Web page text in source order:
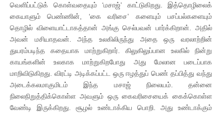
வெளிப்பட்டுக் கொள்வதையும் ‘மசாஜ்’ காட்டுகிறது. இத்தொழிலைக்
கையாளும் பெண்ணின், ‘கை வரிசை’ களையும் பசப்பல்களையும்
தொழில் விளையாட்டாகத்தான் அங்கு செல்பவன் பார்க்கிறான். அதில்
அவன் மசியாதவன். அந்த உலகிலிருந்து அதை ஒரு வரலாற்றின்
துயரம்படிந்த கதையாக மாற்றுகிறார். கிலுகிலுப்பான உலகில் நின்று
காயங்களின் உலகாக மாற்றுகிறபோது அது மேலான படைப்பாக
மாறிவிடுகிறது. விரட்டி அடிக்கப்பட்ட ஒரு ஈழத்துப் பெண் தப்பித்து வந்து
அடைக்கலமாகுமிடம் இந்த மசாஜ் நிலையம். தன்னை
நிலைநிறுத்திக்கொள்ள அவளும் ஒரு கைவரிசையைக் கைக்கொள்ள
வேண்டி இருக்கிறது. சூழல் உண்டாக்கிய பொறி. அது உண்டாக்கும்